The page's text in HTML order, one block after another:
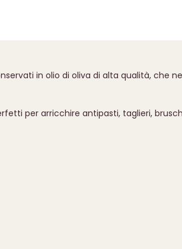
in olio di oliva di alta qualità, che
per arricchire antipasti, taglieri,